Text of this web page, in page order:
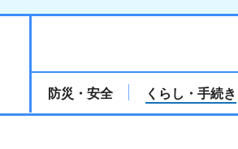
防災・安全 くらし・手続き